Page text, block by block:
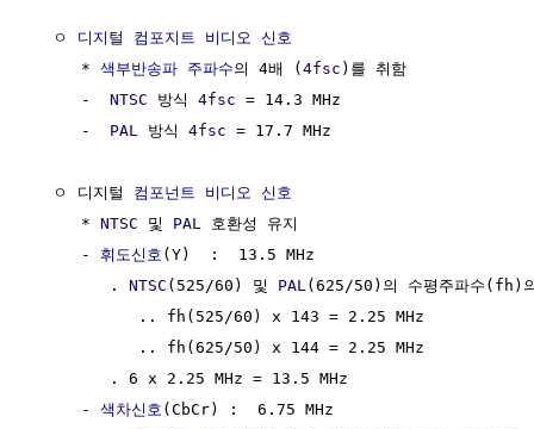
  ㅇ
디지털 컴포지트 비디오 신호
     *
색부반송파 주파수의 4배 (4fsc )를 취함
     -
NTSC 방식 4fsc = 14.3 MHz
     -
PAL 방식 4fsc = 17.7 MHz
  ㅇ 디지털
컴포넌트 비디오 신호
     *
NTSC 및 PAL
호환성 유지
     -
휘도신호 (Y)  :  13.5 MHz
        .
NTSC (525/60) 및 PAL (625/50)의 수평주파수(fh)
           .. fh(525/60) x 143 = 2.25 MHz
           .. fh(625/50) x 144 = 2.25 MHz
        . 6 x 2.25 MHz = 13.5 MHz
     -
색차신호 (CbCr) :  6.75 MHz